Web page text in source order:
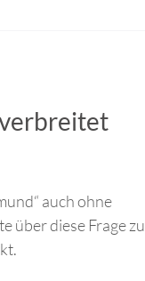
verbreitet
auch ohne
über diese Frage zu